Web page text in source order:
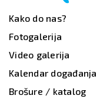
Kako do nas?
Fotogalerija
Video galerija
Kalendar događanja
Brošure / katalog